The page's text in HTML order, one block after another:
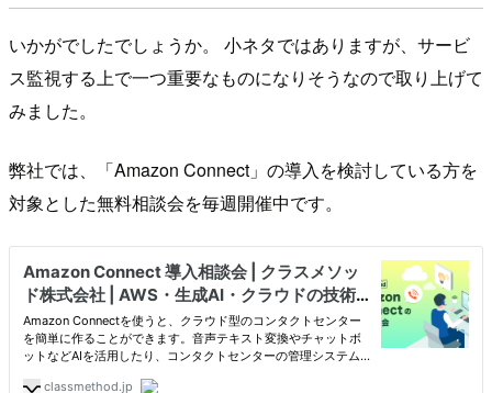
いかがでしたでしょうか。 小ネタではありますが、サービ
ス監視する上で一つ重要なものになりそうなので取り上げて
みました。
弊社では、「Amazon Connect」の導入を検討している方を
対象とした無料相談会を毎週開催中です。